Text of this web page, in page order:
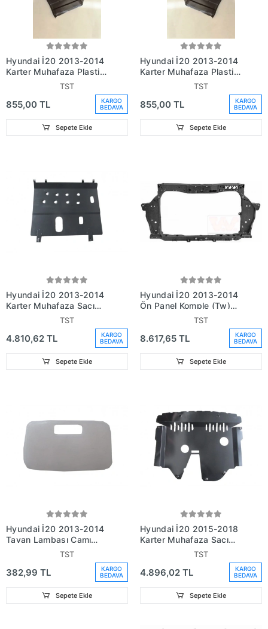
Hyundai İ20 2013-2014
Karter Muhafaza Plastiği
TST
855,00 TL
KARGO
BEDAVA
Sepete Ekle
Hyundai İ20 2013-2014
Karter Muhafaza Plastiği
TST
855,00 TL
KARGO
BEDAVA
Sepete Ekle
Hyundai İ20 2013-2014
Karter Muhafaza Sacı
(Metal) (Ayaklı) Oem No:
TST
4.810,62 TL
KARGO
BEDAVA
Sepete Ekle
Hyundai İ20 2013-2014
Ön Panel Komple (Tw)
TST
8.617,65 TL
KARGO
BEDAVA
Sepete Ekle
Hyundai İ20 2013-2014
Tavan Lambası Camı
TST
382,99 TL
KARGO
BEDAVA
Sepete Ekle
Hyundai İ20 2015-2018
Karter Muhafaza Sacı
(Metal) (Ayaklı) Oem No:
TST
4.896,02 TL
KARGO
BEDAVA
Sepete Ekle